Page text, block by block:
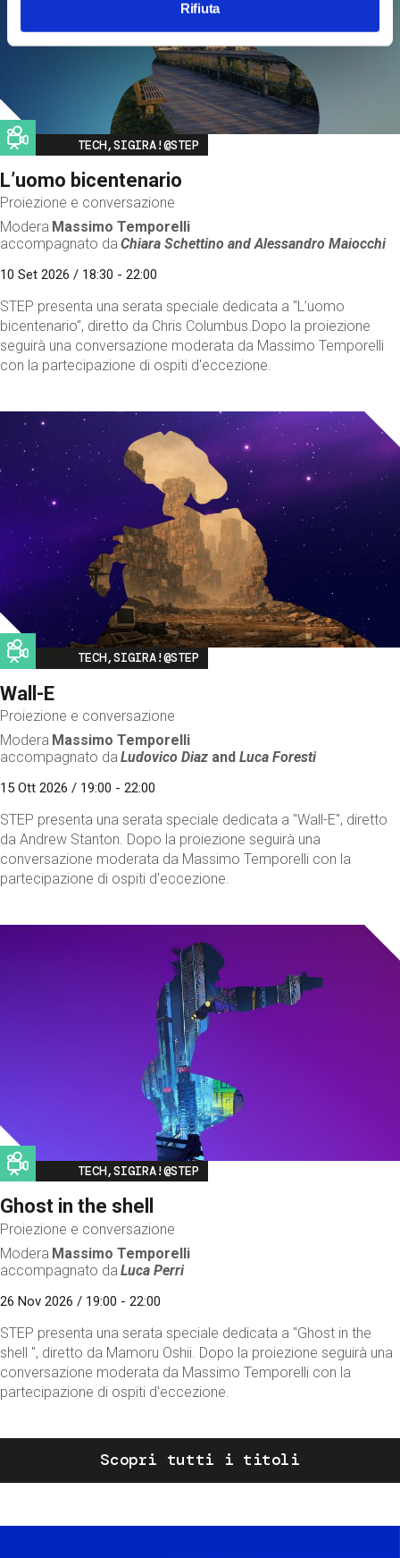
Rifiuta
Image
TECH,SIGIRA!@STEP
L’uomo bicentenario
Proiezione e conversazione
Modera Massimo Temporelli
accompagnato da Chiara Schettino andAlessandro Maiocchi
10 Set 2026 / 18:30 - 22:00
STEP presenta una serata speciale dedicata a "L’uomo
bicentenario", diretto da Chris Columbus.Dopo la proiezione
seguirà una conversazione moderata da Massimo Temporelli
con la partecipazione di ospiti d'eccezione.
Image
TECH,SIGIRA!@STEP
Wall-E
Proiezione e conversazione
Modera Massimo Temporelli
accompagnato da Ludovico Diaz andLuca Foresti
15 Ott 2026 / 19:00 - 22:00
STEP presenta una serata speciale dedicata a "Wall-E", diretto
da Andrew Stanton. Dopo la proiezione seguirà una
conversazione moderata da Massimo Temporelli con la
partecipazione di ospiti d'eccezione.
Image
TECH,SIGIRA!@STEP
Ghost in the shell
Proiezione e conversazione
Modera Massimo Temporelli
accompagnato da Luca Perri
26 Nov 2026 / 19:00 - 22:00
STEP presenta una serata speciale dedicata a "Ghost in the
shell ", diretto da Mamoru Oshii. Dopo la proiezione seguirà una
conversazione moderata da Massimo Temporelli con la
partecipazione di ospiti d'eccezione.
Scopri tutti i titoli